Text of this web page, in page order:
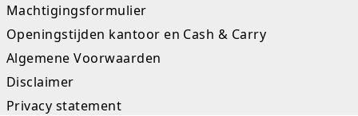
Machtigingsformulier
Openingstijden kantoor en Cash & Carry
Algemene Voorwaarden
Disclaimer
Privacy statement